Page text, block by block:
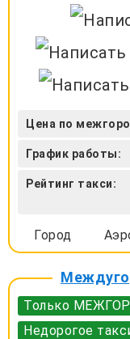
Цена по
График работы:
Рейтинг такси:
Город
Только
Недорогое